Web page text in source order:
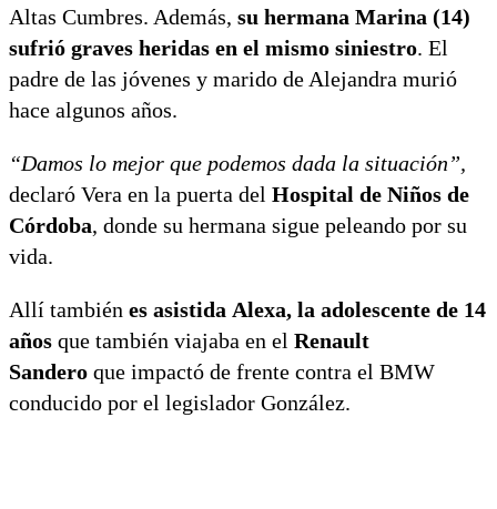
Altas Cumbres. Además, su hermana Marina (14)
sufrió graves heridas en el mismo siniestro. El
padre de las jóvenes y marido de Alejandra murió
hace algunos años.
“Damos lo mejor que podemos dada la situación”,
declaró Vera en la puerta del Hospital de Niños de
Córdoba, donde su hermana sigue peleando por su
vida.
Allí también es asistida Alexa, la adolescente de 14
años que también viajaba en el Renault
Sandero que impactó de frente contra el BMW
conducido por el legislador González.